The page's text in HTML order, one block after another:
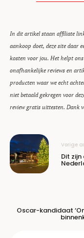
In dit artikel staan affiliate
aankoop doet, deze site daar
kosten voor jou. Het helpt
onafhankelijke reviews en
producten waar we echt
niet betaald gekregen voor
review gratis uittesten. Dank
Vorige
Dit
Oscar-kandidaat